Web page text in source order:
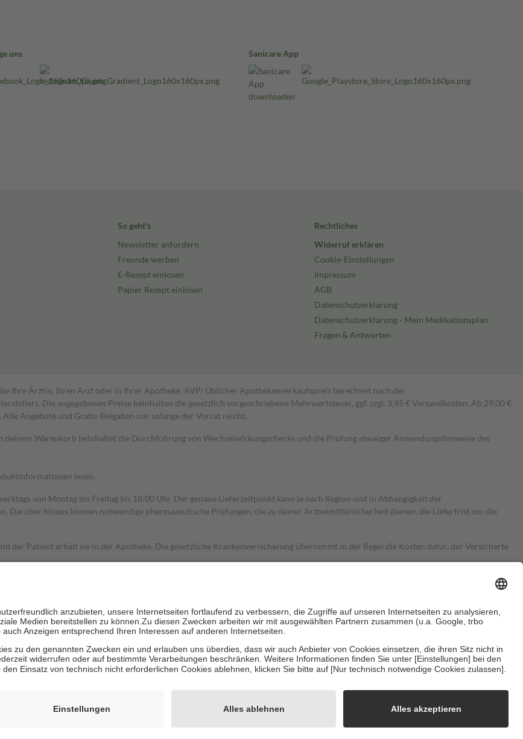
uns Sanicare App
So geht's
Newsletter anfordern
Freunde werben
E-Rezept einlösen
Papier Rezept einlösen
Rechtliches
Widerruf erklären
Cookie-Einstellungen
Impressum
AGB
Datenschutzerklärung
Datenschutzerklärung - Mein Medikationsplan
Fragen & Antworten
Ihre Ärztin, Ihren Arzt oder in Ihrer Apotheke. AVP: Üblicher Apothekenverkaufspreis berechnet nach der
Die angegebenen Preise beinhalten die gesetzlich vorgeschriebene Mehrwertsteuer, ggf. zzgl. 3,95 € Versandkosten. Ab 29,00 €
Angebote und Gratis-Beigaben nur solange der Vorrat reicht.
Warenkorb beinhaltet die Durchführung von Wechselwirkungschecks und die Prüfung etwaiger Anwendungshinweise des
lesen.
von Montag bis Freitag bis 18:00 Uhr. Der genaue Lieferzeitpunkt kann je nach Region und in Abhängigkeit der
Darüber hinaus können notwendige pharmazeutische Prüfungen, die zu deiner Arzneimittelsicherheit dienen, die Lieferfrist um die
der Patient erhält sie in der Apotheke. Die gesetzliche Krankenversicherung übernimmt in der Regel die Kosten dafür, der Versicherte
der Kosten sowie zehn Euro je Verordnung.
und die besondere Stellung der Familie zu unterstützen, fallenkeine Zuzahlungenan bei:
der Fahrkosten
werden
Bewertungen. Trusted Shops hat Maßnahmen getroffen, um sicherzustellen, dass es sich um echte Bewertungen handelt. Mehr
erstellt.